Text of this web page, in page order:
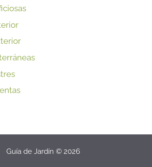
Guía de Jardín © 2026